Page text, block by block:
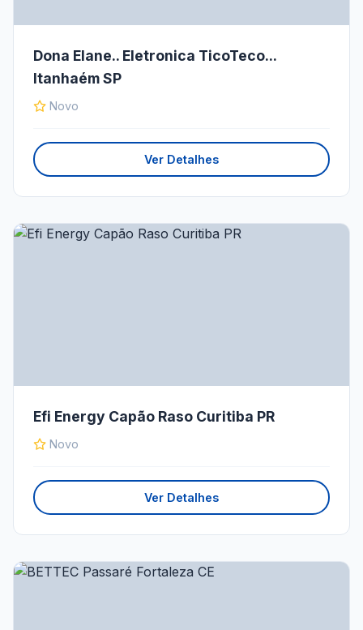
Dona Elane.. Eletronica TicoTeco...
Itanhaém SP
Novo
Ver Detalhes
Efi Energy Capão Raso Curitiba PR
Novo
Ver Detalhes